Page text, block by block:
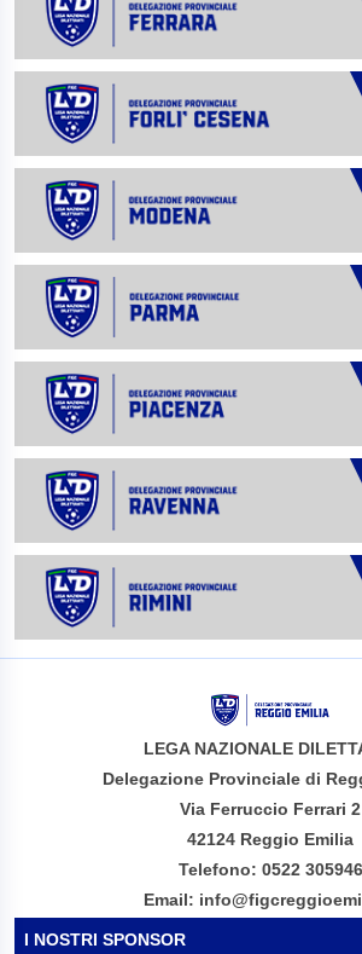
LEGA NAZIONALE
Delegazione Provinciale di
Via Ferruccio Ferrari 2
42124 Reggio Emilia
Telefono: 0522 305946
Email:
I NOSTRI SPONSOR